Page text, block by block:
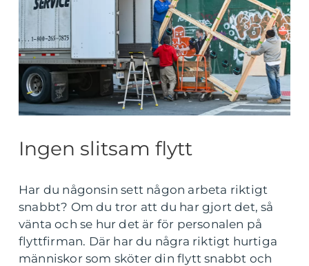
Ingen slitsam flytt
Har du någonsin sett någon arbeta riktigt
snabbt? Om du tror att du har gjort det, så
vänta och se hur det är för personalen på
flyttfirman. Där har du några riktigt hurtiga
människor som sköter din flytt snabbt och